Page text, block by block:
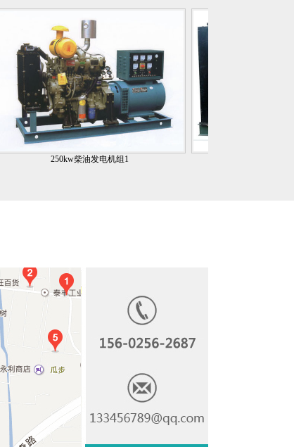
250kw柴油发电机组1